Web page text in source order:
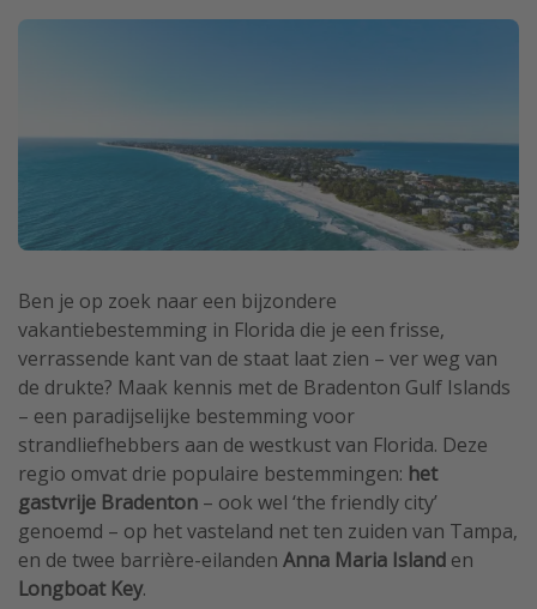
Madeira
Weekendje weg
Autoverhuur
Vroegboeker
Groepsreizen
Vakantieparken
Single reizen
Zonvakanties
Rondreizen
Meer onderwerpen
Ben je op zoek naar een bijzondere
vakantiebestemming in Florida die je een frisse,
verrassende kant van de staat laat zien – ver weg van
de drukte? Maak kennis met de Bradenton Gulf Islands
– een paradijselijke bestemming voor
strandliefhebbers aan de westkust van Florida. Deze
regio omvat drie populaire bestemmingen: het
gastvrije Bradenton – ook wel ‘the friendly city’
genoemd – op het vasteland net ten zuiden van Tampa,
en de twee barrière-eilanden Anna Maria Island en
Longboat Key.